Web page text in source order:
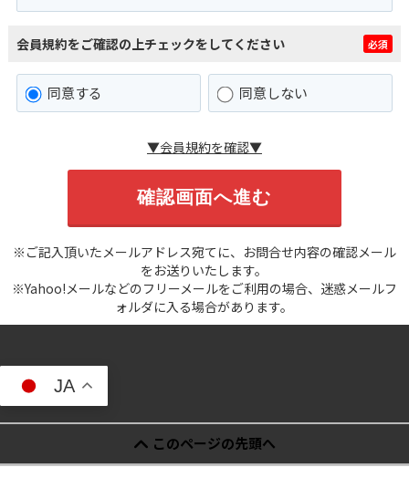
会員規約をご確認の上チェックをしてください 必須
同意する 同意しない
▼会員規約を確認▼
※ご記入頂いたメールアドレス宛てに、お問合せ内容の確認メール
をお送りいたします。
※Yahoo!メールなどのフリーメールをご利用の場合、迷惑メールフ
ォルダに入る場合があります。
JA
このページの先頭へ